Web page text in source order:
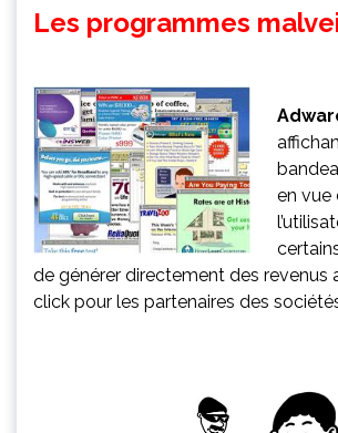
Les programmes
en vue
de générer directement des revenus
click pour les partenaires des